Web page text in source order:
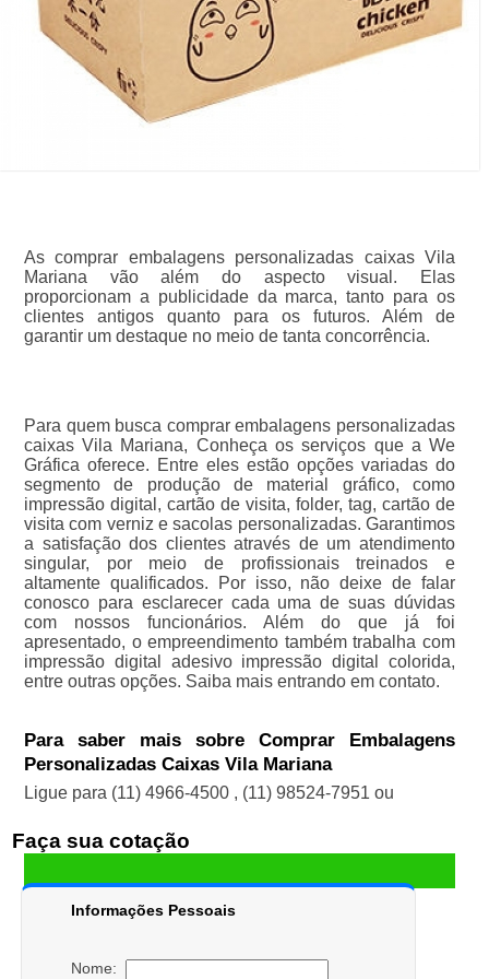
As comprar embalagens personalizadas caixas Vila
Mariana vão além do aspecto visual. Elas
proporcionam a publicidade da marca, tanto para os
clientes antigos quanto para os futuros. Além de
garantir um destaque no meio de tanta concorrência.
Para quem busca comprar embalagens personalizadas
caixas Vila Mariana, Conheça os serviços que a We
Gráfica oferece. Entre eles estão opções variadas do
segmento de produção de material gráfico, como
impressão digital, cartão de visita, folder, tag, cartão de
visita com verniz e sacolas personalizadas. Garantimos
a satisfação dos clientes através de um atendimento
singular, por meio de profissionais treinados e
altamente qualificados. Por isso, não deixe de falar
conosco para esclarecer cada uma de suas dúvidas
com nossos funcionários. Além do que já foi
apresentado, o empreendimento também trabalha com
impressão digital adesivo impressão digital colorida,
entre outras opções. Saiba mais entrando em contato.
Para saber mais sobre Comprar Embalagens
Personalizadas Caixas Vila Mariana
Ligue para (11) 4966-4500 , (11) 98524-7951 ou
Faça sua cotação
Informações Pessoais
Nome: